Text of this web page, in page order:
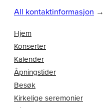
All kontaktinformasjon →
Hjem
Konserter
Kalender
Åpningstider
Besøk
Kirkelige seremonier